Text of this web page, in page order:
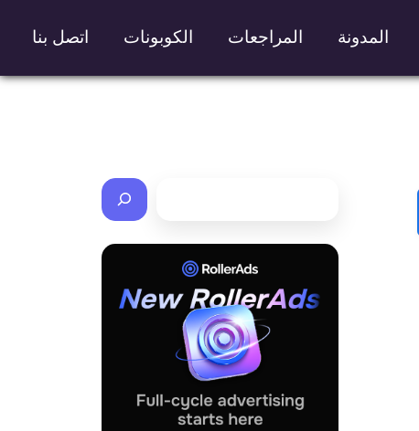
المدونة المراجعات الكوبونات اتصل بنا